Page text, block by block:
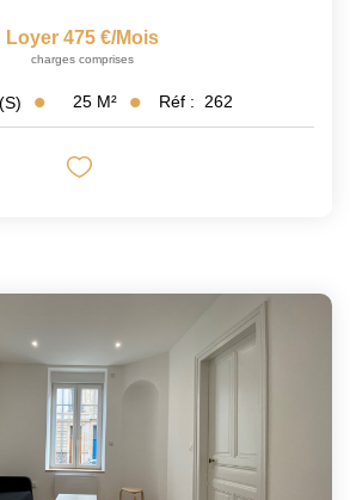
Loyer 475 €/mois
charges comprises
25 M² Réf : 262